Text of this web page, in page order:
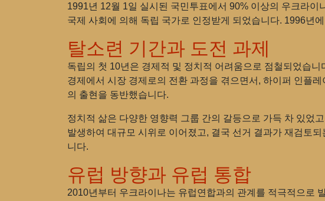
1991년 12월 1일 실시된 국민투표에서 90% 이상의 우크라
국제 사회에 의해 독립 국가로 인정받게 되었습니다. 1996년
탈소련 기간과 도전 과제
독립의 첫 10년은 경제적 및 정치적 어려움으로 점철되었습
경제에서 시장 경제로의 전환 과정을 겪으면서, 하이퍼 인플
의 출현을 동반했습니다.
정치적 삶은 다양한 영향력 그룹 간의 갈등으로 가득 차 있었
발생하여 대규모 시위로 이어졌고, 결국 선거 결과가 재검토
니다.
유럽 방향과 유럽 통합
2010년부터 우크라이나는 유럽연합과의 관계를 적극적으로